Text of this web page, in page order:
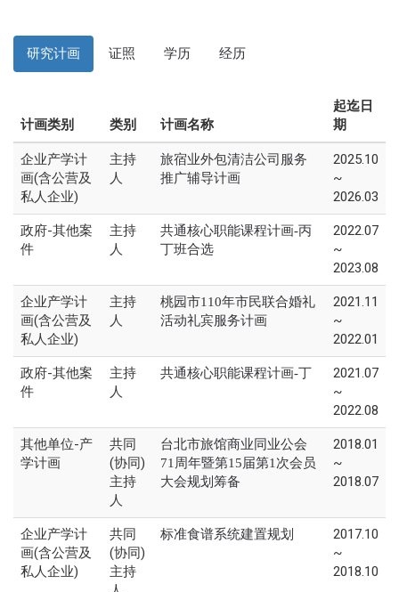
研究计画 证照 学历 经历
计画类别 类别 计画名称
起迄日
期
企业产学计
画(含公营及
私人企业)
主持
人
旅宿业外包清洁公司服务
推广辅导计画
2025.10
~
2026.03
政府-其他案
件
主持
人
共通核心职能课程计画-丙
丁班合选
2022.07
~
2023.08
企业产学计
画(含公营及
私人企业)
主持
人
桃园市110年市民联合婚礼
活动礼宾服务计画
2021.11
~
2022.01
政府-其他案
件
主持
人
共通核心职能课程计画-丁
2021.07
~
2022.08
其他单位-产
学计画
共同
(协同)
主持
人
台北市旅馆商业同业公会
71周年暨第15届第1次会员
大会规划筹备
2018.01
~
2018.07
企业产学计
画(含公营及
私人企业)
共同
(协同)
主持
标准食谱系统建置规划
2017.10
~
2018.10